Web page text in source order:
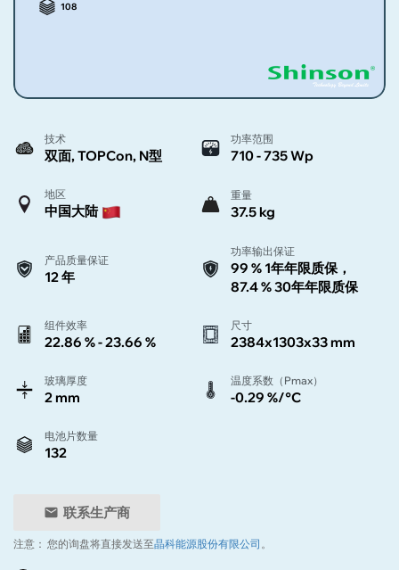
108
技术
双面, TOPCon, N型
功率范围
710 - 735 Wp
地区
中国大陆
重量
37.5 kg
产品质量保证
12 年
功率输出保证
99 % 1年年限质保，
87.4 % 30年年限质保
组件效率
22.86 % - 23.66 %
尺寸
2384x1303x33 mm
玻璃厚度
2 mm
温度系数（Pmax）
-0.29 %/°C
电池片数量
132
联系生产商
注意： 您的询盘将直接发送至晶科能源股份有限公司 。